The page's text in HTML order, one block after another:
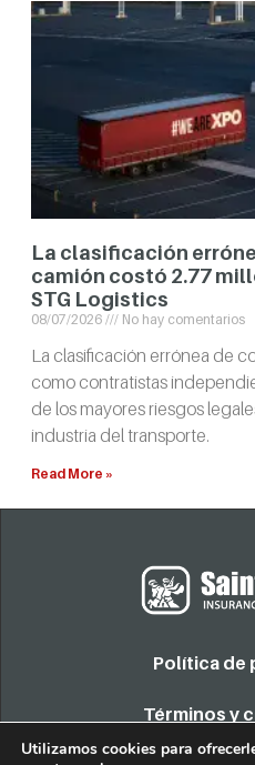
La clasificación
camión costó 2.77
STG Logistics
08/07/2026 No hay comentarios
La clasificación errónea de
como contratistas
de los mayores riesgos
industria del transporte.
Read More »
Política de
Términos y
Utilizamos cookies para